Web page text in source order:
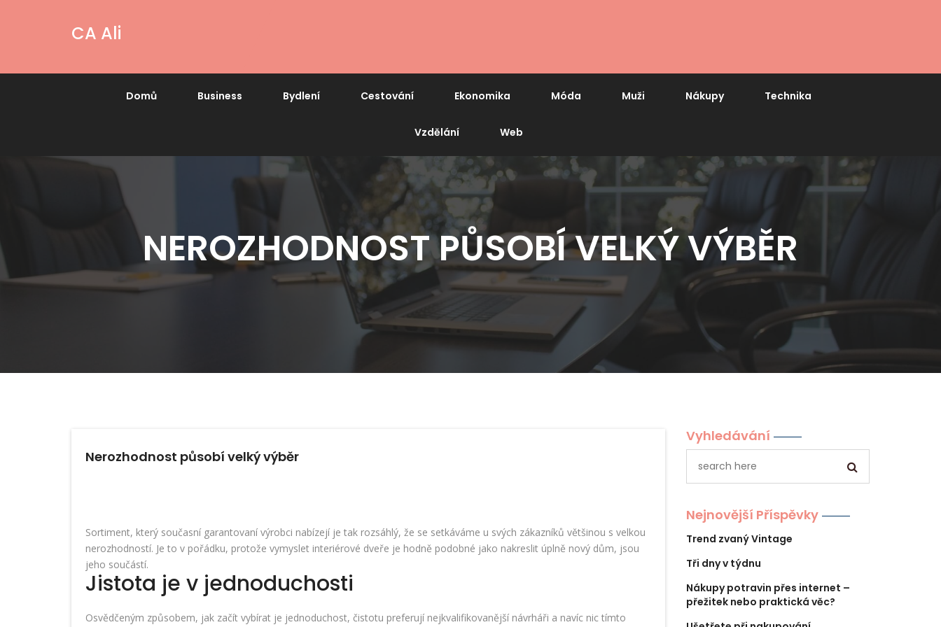
CA Ali
Domů Business Bydlení Cestování Ekonomika Móda Muži Nákupy Technika
Vzdělání Web
NEROZHODNOST PŮSOBÍ VELKÝ VÝBĚR
Nerozhodnost působí velký výběr
Sortiment, který současní garantovaní výrobci nabízejí je tak rozsáhlý, že se setkáváme u svých zákazníků většinou s velkou
nerozhodností. Je to v pořádku, protože vymyslet interiérové dveře je hodně podobné jako nakreslit úplně nový dům, jsou
jeho součástí.
Jistota je v jednoduchosti
Osvědčeným způsobem, jak začít vybírat je jednoduchost, čistotu preferují nejkvalifikovanější návrháři a navíc nic tímto
Vyhledávání
Nejnovější Příspěvky
Trend zvaný Vintage
Tři dny v týdnu
Nákupy potravin přes internet –
přežitek nebo praktická věc?